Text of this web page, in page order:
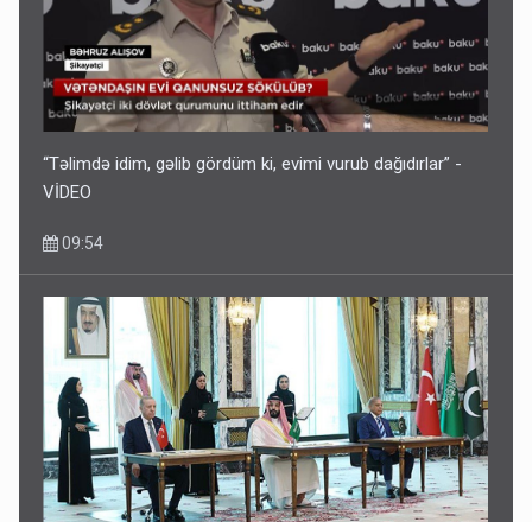
“Təlimdə idim, gəlib gördüm ki, evimi vurub dağıdırlar” -
VİDEO
09:54